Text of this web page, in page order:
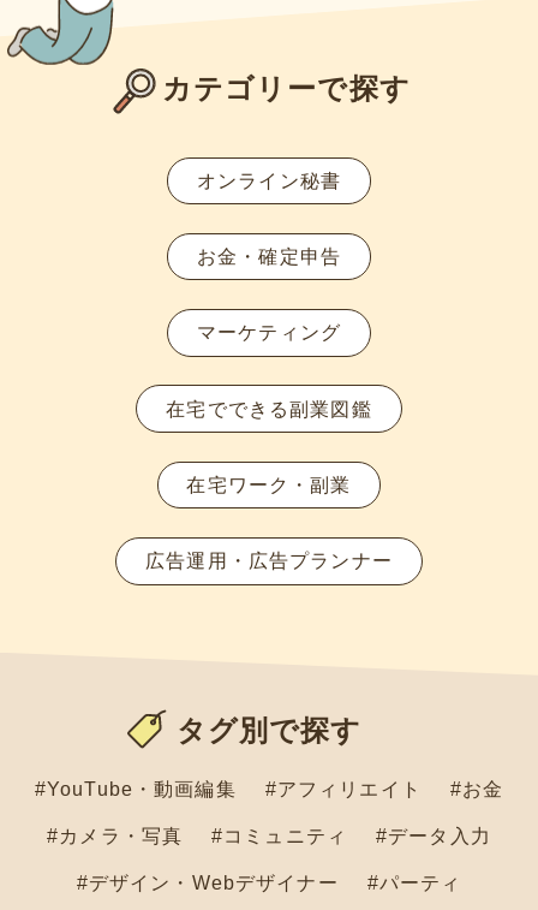
カテゴリーで探す
オンライン秘書
お金・確定申告
マーケティング
在宅でできる副業図鑑
在宅ワーク・副業
広告運用・広告プランナー
タグ別で探す
#YouTube・動画編集 #アフィリエイト #お金
#カメラ・写真 #コミュニティ #データ入力
#デザイン・Webデザイナー #パーティ